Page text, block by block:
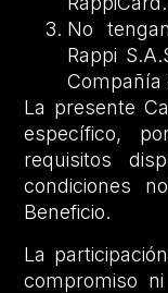
No
Rappi
Compañía
La presente
específico,
requisitos
condiciones
Beneficio.
La
compromiso